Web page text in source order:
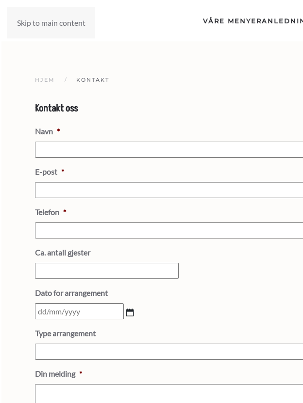
Skip to main content VÅRE MENYER
HJEM KONTAKT
Kontakt oss
Navn *
E-post *
Telefon *
Ca. antall gjester
Dato for arrangement
DD
slash
YYYY
Type arrangement
Din melding *